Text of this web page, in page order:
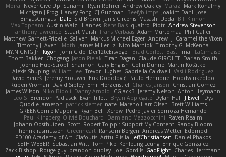
Moira
Never Give Up Sunamii Ryan Rohrer Andrew Oakley Maraz
Mark Kohalmy
Michigan J Frog Harvey Fong CJ Guzman Beefyblimps Joakim Dahl Jose
BingusGringus Dale Sid Brown Jānis Circenis Masashi Ueda
Bill Kinnon
Max Topham Austin Walzl Hannes Rens Bais qualtro Piotr Andrew Stevenson
anthony lawrence Stuart Marsh Frans Verbaas Adam Murtomaa Phil Galler
Matthew Garnett-Frizelle Saliven Markus Michael Egger Andrew J Caramel the Vixen
Timothy J. Aveni Moth James Miller z Nico Marniok Timothy G. McKenna
MY.NIGNIG Jr. Kigon John Cido Der12teEisvogel Brad Corlett Basti maj LaCimaise
Thom Bakker Chogang Jason Pielak Tiran Dagan Claude GIROLET Darian Smith
Joenne Hub-Strobl Shannon Gary English Colin Dunne Martin Koťátko
Alexis Shuping William Lee Trevor Hughes Gabriella Caldwell Vasili Rodriguez
David Beneš Jeremy Brouwer Erik Dodolović Paulo Henrique Hoodwinkedfool
Ruben Vroman David Sibley Emil Herzenstiel Charles Janson Christian Gomez
James Wilson Niko Bidoli Danny Arnold CGJackB Jeremy Nelson Anton Heymann
Leo S Brendon Padjasek Evan Tillett Bryan Applegate Dylan Hall J Ewell
Dys
Quddle Jameson patrick siemer nate Mareno Harr Olsen Brett Williams
GREENCom'e Mapping Ryan Bell Xcrow Pedro Javier Somoza Hernando
Paul Klingberg Olivié Bouchard Damiano Mazzocchini Raven Realm
Johann Oosthuizen Scott Robert Tolppi: Support My Content Randy Bloom
henrik rasmussen Greenheart Ransom Bergen Andreas Wetter Edomod
PD100 Academy of Art Clafoutis Arttu Piisila JeffChristiansen Daniel Phakos
SETH WEBER Sebastian Witt Tom Pike Kenleung Leung Enrique Gonzalez
Zack Bishop
Rouge guy brandon dudley Joel Gordils GadFlight Charles Herrmann